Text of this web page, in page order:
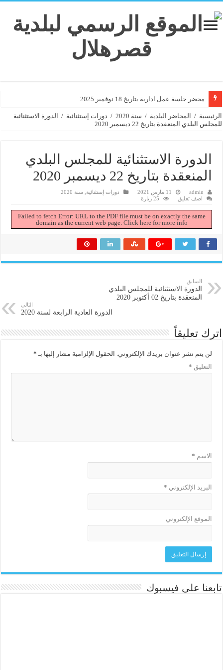
محضر جلسة عمل ادارية بتاريخ 18 نوفمبر 2025
الرئيسية / المحاضر البلدية / سنة 2020 / دورات إستثنائية /
الدورة الاستثنائية
للمجلس البلدي المنعقدة بتاريخ 22 ديسمبر 2020
الدورة الاستثنائية للمجلس البلدي
المنعقدة بتاريخ 22 ديسمبر 2020
admin 11 مارس 2021 دورات إستثنائية ,سنة 2020
اضف تعليق
25 زيارة
Failed to fetch Error: URL to the PDF file must be on exactly the same
domain as the current web page. Click here for more info
السابق
الدورة الاستثنائية للمجلس البلدي
المنعقدة بتاريخ 02 أكتوبر 2020
التالي
الدورة العادية الرابعة لسنة 2020
اترك تعليقاً
لن يتم نشر عنوان بريدك الإلكتروني. الحقول الإلزامية مشار إليها بـ *
التعليق *
الاسم *
البريد الإلكتروني *
الموقع الإلكتروني
تابعنا على فيسبوك